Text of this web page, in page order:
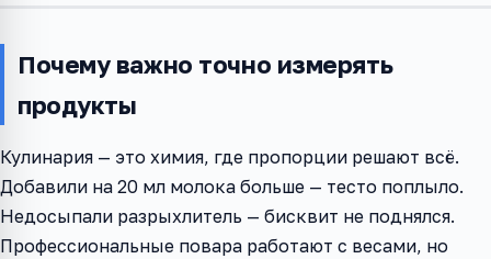
Почему важно точно измерять
продукты
Кулинария — это химия, где пропорции решают всё.
Добавили на 20 мл молока больше — тесто поплыло.
Недосыпали разрыхлитель — бисквит не поднялся.
Профессиональные повара работают с весами, но